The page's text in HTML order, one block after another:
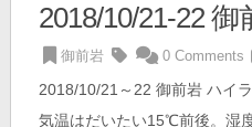
2018/10/21-22
御前岩 0 Comments
2018/10/21～22 御前岩 ハイ
気温はだいたい15℃前後。湿